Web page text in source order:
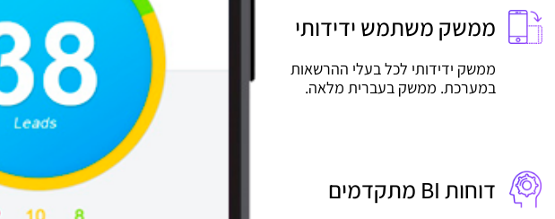
ממשק משתמש ידידותי
ממשק ידידותי לכל בעלי ההרשאות
במערכת. ממשק בעברית מלאה.
דוחות BI מתקדמים